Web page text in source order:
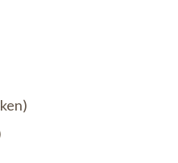
Het motto van Het
belangrijk zijn. Wij zijn
correct in ons doen en